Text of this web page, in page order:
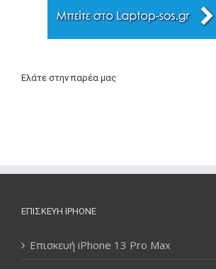
Ελάτε στην παρέα μας
ΕΠΙΣΚΕΥΉ IPHONE
Επισκευή iPhone 13 Pro Max